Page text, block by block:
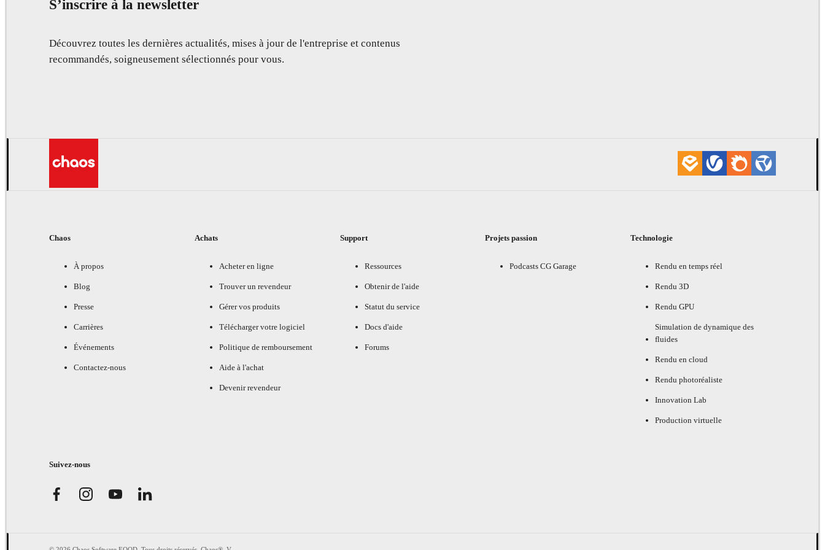
S’inscrire à la newsletter
Découvrez toutes les dernières actualités, mises à jour de l'entreprise et contenus
recommandés, soigneusement sélectionnés pour vous.
Chaos
À propos
Blog
Presse
Carrières
Événements
Contactez-nous
Achats
Acheter en ligne
Trouver un revendeur
Gérer vos produits
Télécharger votre logiciel
Politique de remboursement
Aide à l'achat
Devenir revendeur
Support
Ressources
Obtenir de l'aide
Statut du service
Docs d'aide
Forums
Projets passion
Podcasts CG Garage
Technologie
Rendu en temps réel
Rendu 3D
Rendu GPU
Simulation de dynamique des
fluides
Rendu en cloud
Rendu photoréaliste
Innovation Lab
Production virtuelle
Suivez-nous